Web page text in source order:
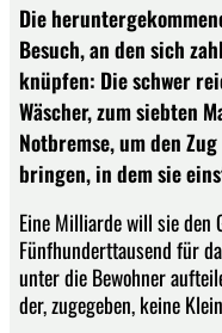
Die
Besuch, an den sich
knüpfen: Die schwer
Wäscher, zum siebten
Notbremse, um den
bringen, in dem sie
Eine Milliarde will sie den
Fünfhunderttausend für
unter die Bewohner
der, zugegeben, keine